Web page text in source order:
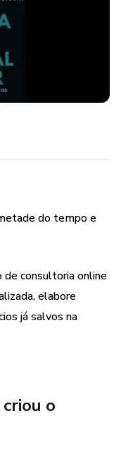
GANHA
ATIVIDADE
do tempo e
consultoria online
elabore
já salvos na
o